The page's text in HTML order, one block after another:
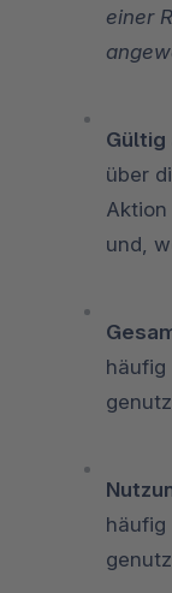
einer
Gültig
über
und,
häufig
häufig